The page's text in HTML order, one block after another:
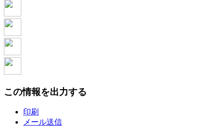
この情報を出力する
印刷
メール送信